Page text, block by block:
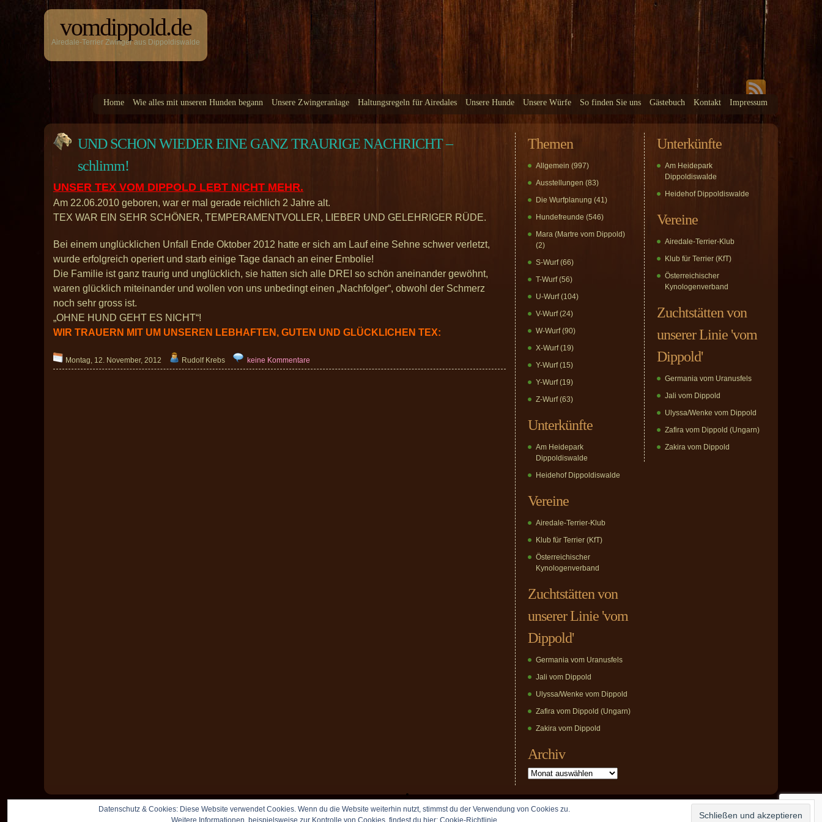
vomdippold.de
Airedale-Terrier Zwinger aus Dippoldiswalde
Home Wie alles mit unseren Hunden begann Unsere Zwingeranlage Haltungsregeln für Airedales Unsere Hunde Unsere Würfe So finden Sie uns Gästebuch Kontakt Impressum
UND SCHON WIEDER EINE GANZ TRAURIGE NACHRICHT –
schlimm!
UNSER TEX VOM DIPPOLD LEBT NICHT MEHR.
Am 22.06.2010 geboren, war er mal gerade reichlich 2 Jahre alt.
TEX WAR EIN SEHR SCHÖNER, TEMPERAMENTVOLLER, LIEBER UND GELEHRIGER RÜDE.
Bei einem unglücklichen Unfall Ende Oktober 2012 hatte er sich am Lauf eine Sehne schwer verletzt,
wurde erfolgreich operiert und starb einige Tage danach an einer Embolie!
Die Familie ist ganz traurig und unglücklich, sie hatten sich alle DREI so schön aneinander gewöhnt,
waren glücklich miteinander und wollen von uns unbedingt einen „Nachfolger“, obwohl der Schmerz
noch sehr gross ist.
„OHNE HUND GEHT ES NICHT“!
WIR TRAUERN MIT UM UNSEREN LEBHAFTEN, GUTEN UND GLÜCKLICHEN TEX:
Montag, 12. November, 2012 Rudolf Krebs keine Kommentare
Themen
Allgemein (997)
Ausstellungen (83)
Die Wurfplanung (41)
Hundefreunde (546)
Mara (Martre vom Dippold)
(2)
S-Wurf(66)
T-Wurf(56)
U-Wurf(104)
V-Wurf(24)
W-Wurf(90)
X-Wurf(19)
Y-Wurf(15)
Y-Wurf(19)
Z-Wurf(63)
Unterkünfte
Am Heidepark
Dippoldiswalde
Heidehof Dippoldiswalde
Vereine
Airedale-Terrier-Klub
Klub für Terrier (KfT)
Österreichischer
Kynologenverband
Zuchtstätten von
unserer Linie 'vom
Dippold'
Germania vom Uranusfels
Jali vom Dippold
Ulyssa/Wenke vom Dippold
Zafira vom Dippold (Ungarn)
Zakira vom Dippold
Archiv
Archiv
Unterkünfte
Am Heidepark
Dippoldiswalde
Heidehof Dippoldiswalde
Vereine
Airedale-Terrier-Klub
Klub für Terrier (KfT)
Österreichischer
Kynologenverband
Zuchtstätten von
unserer Linie 'vom
Dippold'
Germania vom Uranusfels
Jali vom Dippold
Ulyssa/Wenke vom Dippold
Zafira vom Dippold (Ungarn)
Zakira vom Dippold
Copyright © 2009 vomDippold.de. All rights reserved.
Datenschutz & Cookies: Diese Website verwendet Cookies. Wenn du die Website weiterhin nutzt, stimmst du der Verwendung von Cookies zu.
Weitere Informationen, beispielsweise zur Kontrolle von Cookies, findest du hier:Cookie-Richtlinie